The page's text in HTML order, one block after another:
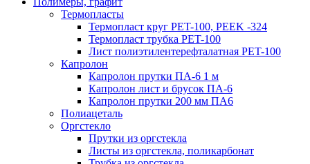
Термопласты
Термопласт круг PET-100, PEEK -324
Термопласт трубка PET-100
Лист полиэтилентерефталатная PET-100
Капролон
Капролон прутки ПА-6 1 м
Капролон лист и брусок ПА-6
Капролон прутки 200 мм ПА6
Полиацеталь
Оргстекло
Прутки из оргстекла
Листы из оргстекла, поликарбонат